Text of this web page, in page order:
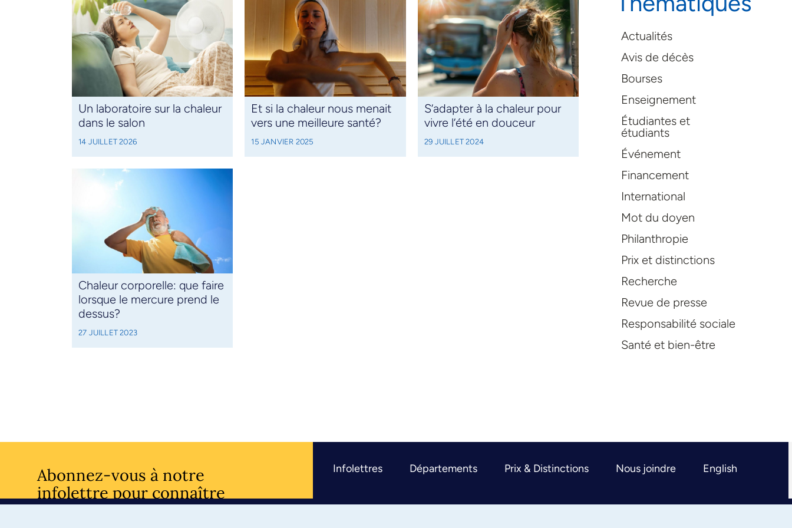
Un laboratoire sur la chaleur
dans le salon
14 JUILLET 2026
Et si la chaleur nous menait
vers une meilleure santé?
15 JANVIER 2025
S’adapter à la chaleur pour
vivre l’été en douceur
29 JUILLET 2024
Chaleur corporelle: que faire
lorsque le mercure prend le
dessus?
27 JUILLET 2023
Actualités
Avis de décès
Bourses
Enseignement
Étudiantes et
étudiants
Événement
Financement
International
Mot du doyen
Philanthropie
Prix et distinctions
Recherche
Revue de presse
Responsabilité sociale
Santé et bien-être
Abonnez-vous à notre
infolettre pour connaître
l’actualité facultaire
Infolettres Départements Prix & Distinctions Nous joindre English